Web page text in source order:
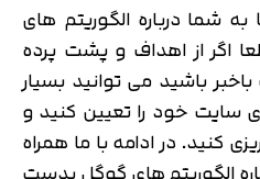
شما درباره الگوریتم های
اگر از اهداف و پشت پرده
باشید می توانید بسیار
سایت خود را تعیین کنید و
کنید. در ادامه با ما همراه